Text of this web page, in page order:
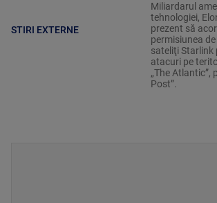
STIRI EXTERNE
Miliardarul
tehnologiei,
prezent să
permisiunea
sateliţi Starlink
atacuri pe
„The Atlantic”,
Post”.